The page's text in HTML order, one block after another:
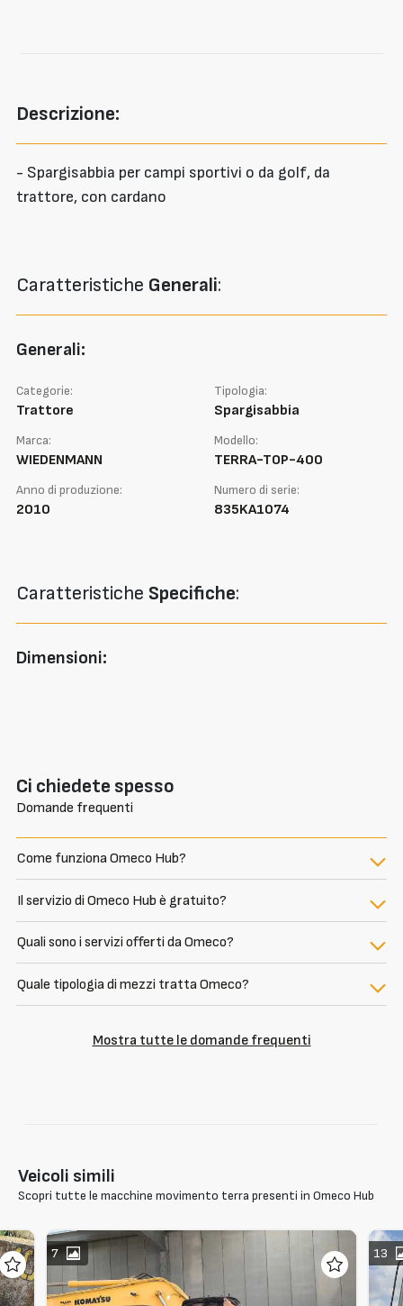
Descrizione:
- Spargisabbia per campi sportivi o da golf, da
trattore, con cardano
Caratteristiche Generali:
Generali:
Categorie:
Trattore
Tipologia:
Spargisabbia
Marca:
WIEDENMANN
Modello:
TERRA-TOP-400
Anno di produzione:
2010
Numero di serie:
835KA1074
Caratteristiche Specifiche:
Dimensioni:
Ci chiedete spesso
Domande frequenti
Come funziona Omeco Hub?
Il servizio di Omeco Hub è gratuito?
Quali sono i servizi offerti da Omeco?
Quale tipologia di mezzi tratta Omeco?
Mostra tutte le domande frequenti
Veicoli simili
Scopri tutte le macchine movimento terra presenti in Omeco Hub
7 13